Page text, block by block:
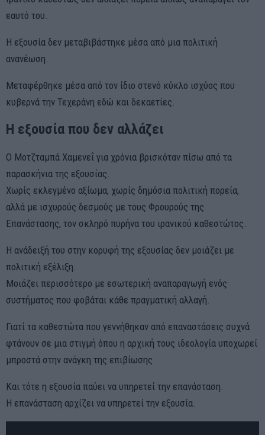
εαυτό του.
Η εξουσία δεν μεταβιβάστηκε μέσα από μια πολιτική
ανανέωση.
Μεταφέρθηκε μέσα από τον ίδιο στενό κύκλο ισχύος που
κυβερνά την Τεχεράνη εδώ και δεκαετίες.
Η εξουσία που δεν αλλάζει
Ο Μοτζταμπά Χαμενεΐ για χρόνια βρισκόταν πίσω από τα
παρασκήνια της εξουσίας.
Χωρίς εκλεγμένο αξίωμα, χωρίς δημόσια πολιτική πορεία,
αλλά με ισχυρούς δεσμούς με τους Φρουρούς της
Επανάστασης, τον σκληρό πυρήνα του ιρανικού καθεστώτος.
Η ανάδειξή του στην κορυφή της εξουσίας δεν μοιάζει με
πολιτική εξέλιξη.
Μοιάζει περισσότερο με εσωτερική αναπαραγωγή ενός
συστήματος που φοβάται κάθε πραγματική αλλαγή.
Γιατί τα καθεστώτα που γεννήθηκαν από επαναστάσεις συχνά
φτάνουν σε μια στιγμή όπου η αρχική τους ιδεολογία υποχωρεί
μπροστά στην ανάγκη της επιβίωσης.
Και τότε η εξουσία παύει να υπηρετεί την επανάσταση.
Η επανάσταση αρχίζει να υπηρετεί την εξουσία.